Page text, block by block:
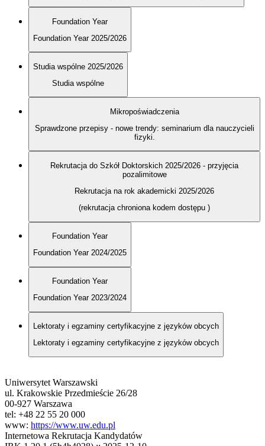
Foundation Year
Foundation Year 2025/2026
Studia wspólne 2025/2026
Studia wspólne
Mikropoświadczenia
Sprawdzone przepisy - nowe trendy: seminarium dla nauczycieli
fizyki.
Rekrutacja do Szkół Doktorskich 2025/2026 - przyjęcia
pozalimitowe
Rekrutacja na rok akademicki 2025/2026
(rekrutacja chroniona kodem dostępu )
Foundation Year
Foundation Year 2024/2025
Foundation Year
Foundation Year 2023/2024
Lektoraty i egzaminy certyfikacyjne z języków obcych
Lektoraty i egzaminy certyfikacyjne z języków obcych
Uniwersytet Warszawski
ul. Krakowskie Przedmieście 26/28
00-927 Warszawa
tel: +48 22 55 20 000
www: https://www.uw.edu.pl
Internetowa Rekrutacja Kandydatów